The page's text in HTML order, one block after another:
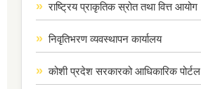
राष्ट्रिय प्राकृतिक स्रोत तथा वित्त आयोग
निवृतिभरण व्यवस्थापन कार्यालय
कोशी प्रदेश सरकारको आधिकारिक पोर्टल